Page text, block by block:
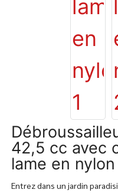
42,5 cc avec
lame en nylon
Entrez dans un jardin